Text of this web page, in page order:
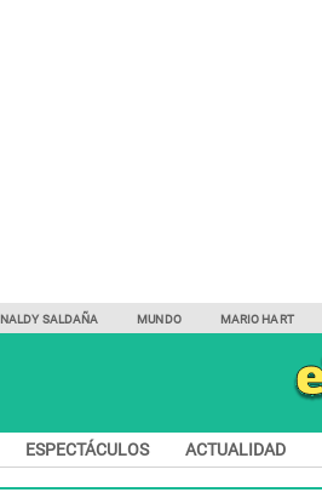
NALDY SALDAÑA MUNDO MARIO HART
ESPECTÁCULOS ACTUALIDAD